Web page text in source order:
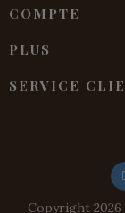
COMPTE
PLUS
SERVICE
Copyright